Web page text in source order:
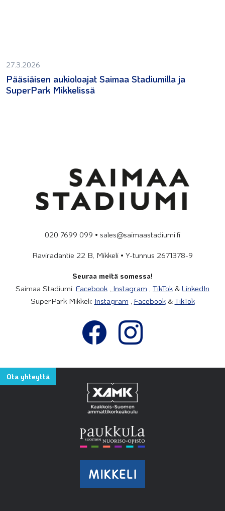
27.3.2026
Pääsiäisen aukioloajat Saimaa Stadiumilla ja
SuperPark Mikkelissä
020 7699 099 • sales@saimaastadiumi.fi
Raviradantie 22 B, Mikkeli • Y-tunnus 2671378-9
Seuraa meitä somessa!
Saimaa Stadiumi: Facebook Instagram TikTok & LinkedIn
SuperPark Mikkeli: Instagram Facebook& TikTok
Ota yhteyttä